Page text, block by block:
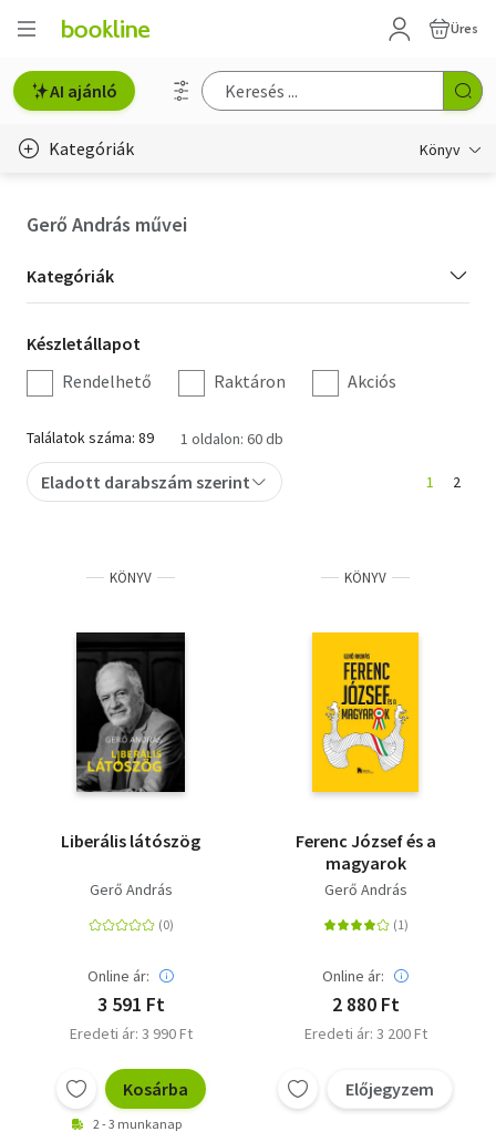
Üres
AI ajánló
Kategóriák Könyv
Hobbi, szabadidő
Irodalom
Művészet
Szakkönyv
Tankönyv, segédkönyv
Társadalomtudomány
Természettudomány
Történelem
Gerő András művei
Kategória
szűrés
Kategóriák
Készletállapot
szűrés
Készletállapot
Rendelhető
Raktáron Akciós
Találatok száma: 89 1 oldalon: 60 db
Eladott darabszám szerint 1 2
KÖNYV
Liberális látószög
Gerő András
Online ár:
3 591 Ft
Eredeti ár: 3 990 Ft
Kosárba
2 - 3 munkanap
KÖNYV
Ferenc József és a
magyarok
Gerő András
Online ár:
2 880 Ft
Eredeti ár: 3 200 Ft
Előjegyzem